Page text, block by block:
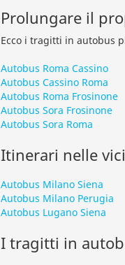
Prolungare il
Ecco i tragitti in autobus
Autobus Roma Cassino
Autobus Cassino Roma
Autobus Roma Frosinone
Autobus Sora Frosinone
Autobus Sora Roma
Itinerari nelle
Autobus Milano Siena
Autobus Milano Perugia
Autobus Lugano Siena
I tragitti in